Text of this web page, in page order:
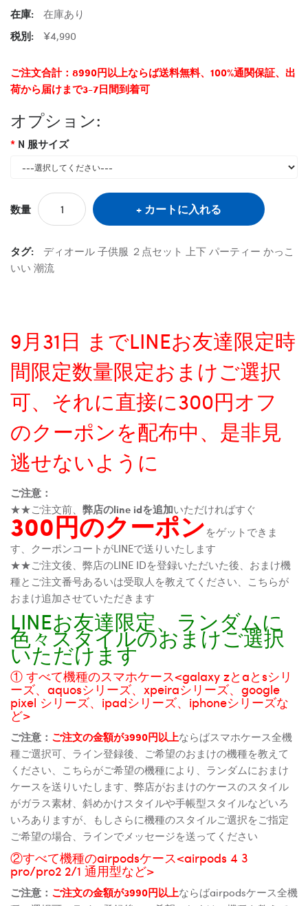
在庫:
在庫あり
税別:
¥4,990
ご注文合計：8990円以上ならば送料無料、100%通関保証、出
荷から届けまで3-7日間到着可
オプション:
N 服サイズ
数量 カートに入れる
タグ:
ディオール 子供服 ２点セット 上下 パーティー かっこ
いい 潮流
9月31日 までLINEお友達限定時
間限定数量限定おまけご選択
可、それに直接に300円オフ
のクーポンを配布中、是非見
逃せないように
ご注意：
★★ご注文前、 弊店のline idを追加いただければすぐ
300円のクーポンをゲットできま
す、クーポンコートがLINEで送りいたします
★★ご注文後、弊店のLINE IDを登録いただいた後、おまけ機
種とご注文番号あるいは受取人を教えてください、こちらが
おまけ追加させていただきます
LINEお友達限定、ランダムに
色々スタイルのおまけご選択
いただけます
① すべて機種のスマホケース<galaxy zとaとsシリ
ーズ、aquosシリーズ、xpeiraシリーズ、google
pixel シリーズ、ipadシリーズ、iphoneシリーズな
ど>
ご注意： ご注文の金額が3990円以上ならばスマホケース全機
種ご選択可、ライン登録後、ご希望のおまけの機種を教えて
ください、こちらがご希望の機種により、ランダムにおまけ
ケースを送りいたします、弊店がおまけのケースのスタイル
がガラス素材、斜めかけスタイルや手帳型スタイルなどいろ
いろありますが、もしさらに機種のスタイルご選択をご指定
ご希望の場合、ラインでメッセージを送ってください
②すべて機種のairpodsケース<airpods 4 3
pro/pro2 2/1 通用型など>
ご注意： ご注文の金額が3990円以上ならばairpodsケース全機